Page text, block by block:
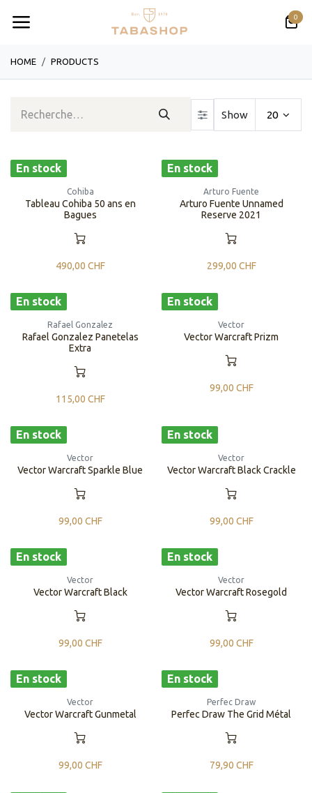
0
HOME PRODUCTS
Show 20
En stock
Cohiba
Tableau Cohiba 50 ans en
Bagues
490,00 CHF
En stock
Arturo Fuente
Arturo Fuente Unnamed
Reserve 2021
299,00 CHF
En stock
Rafael Gonzalez
Rafael Gonzalez Panetelas
Extra
115,00 CHF
En stock
Vector
Vector Warcraft Prizm
99,00 CHF
En stock
Vector
Vector Warcraft Sparkle Blue
99,00 CHF
En stock
Vector
Vector Warcraft Black Crackle
99,00 CHF
En stock
Vector
Vector Warcraft Black
99,00 CHF
En stock
Vector
Vector Warcraft Rosegold
99,00 CHF
En stock
Vector
Vector Warcraft Gunmetal
99,00 CHF
En stock
Perfec Draw
Perfec Draw The Grid Métal
79,90 CHF